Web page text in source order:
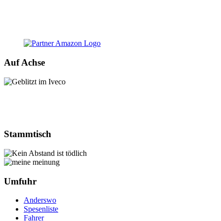
Auf Achse
Stammtisch
Umfuhr
Anderswo
Spesenliste
Fahrer